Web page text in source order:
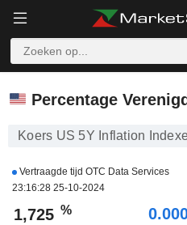
US 5Y INFLATION INDEXED
Percentage
Koers US 5Y Inflation
Vertraagde tijd OTC Data Services
23:16:28 25-10-2024
1,725 %